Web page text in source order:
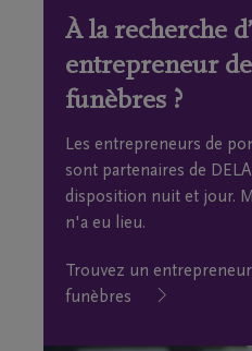
À la recherche
entrepreneur
funèbres ?
Les entrepreneurs de
sont partenaires de
disposition nuit et jour.
n'a eu lieu.
Trouvez un
funèbres